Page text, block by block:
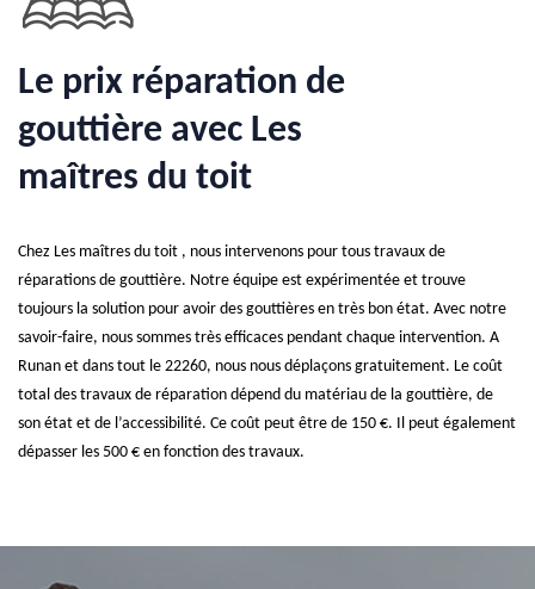
Le prix réparation de
gouttière avec Les
maîtres du toit
Chez Les maîtres du toit , nous intervenons pour tous travaux de
réparations de gouttière. Notre équipe est expérimentée et trouve
toujours la solution pour avoir des gouttières en très bon état. Avec notre
savoir-faire, nous sommes très efficaces pendant chaque intervention. A
Runan et dans tout le 22260, nous nous déplaçons gratuitement. Le coût
total des travaux de réparation dépend du matériau de la gouttière, de
son état et de l’accessibilité. Ce coût peut être de 150 €. Il peut également
dépasser les 500 € en fonction des travaux.